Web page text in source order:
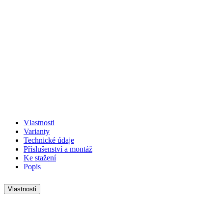
Vlastnosti
Varianty
Technické údaje
Příslušenství a montáž
Ke stažení
Popis
Vlastnosti